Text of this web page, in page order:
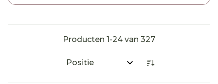
Producten 1-24 van 327
Sorteer op: